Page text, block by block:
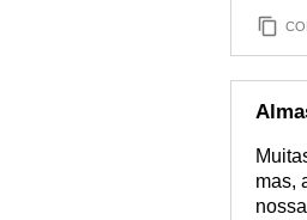
mas,